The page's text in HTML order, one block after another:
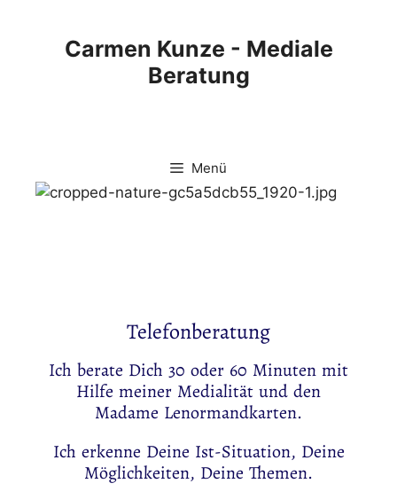
Carmen Kunze - Mediale
Beratung
Menü
Telefonberatung
Ich berate Dich 30 oder 60 Minuten mit
Hilfe meiner Medialität und den
Madame Lenormandkarten.
Ich erkenne Deine Ist-Situation, Deine
Möglichkeiten, Deine Themen.